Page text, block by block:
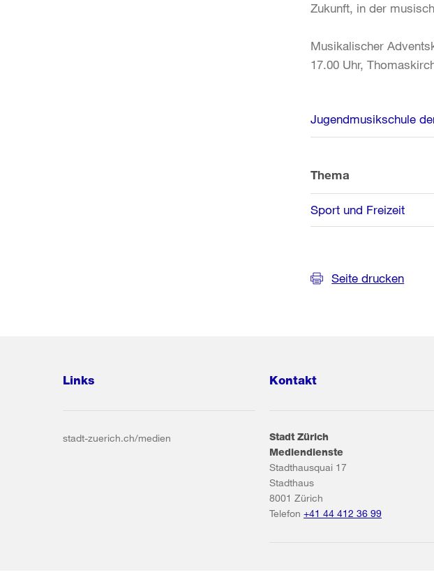
Zukunft, in der
Musikalischer
17.00 Uhr,
Weitere
Jugendmusikschule
Thema
Sport und Freizeit
Seite drucken
Links
stadt-zuerich.ch/medien
Kontakt
Stadt Zürich
Mediendienste
Stadthausquai 17
Stadthaus
8001 Zürich
Telefon +41 44 412 36 99